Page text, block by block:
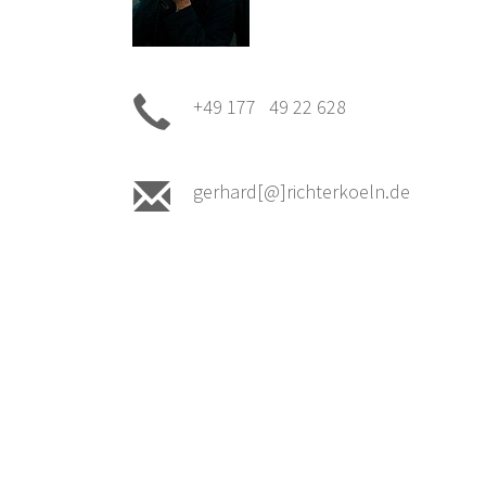
+49 177 49 22 628
gerhard[@]richterkoeln.de